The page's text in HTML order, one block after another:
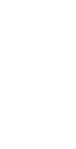
som behöver
användare
åtkomst till